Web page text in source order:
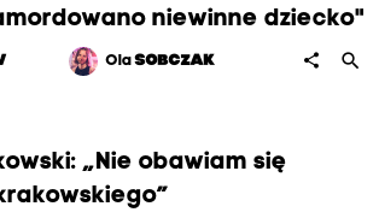
niewinne dziecko"
OlaSOBCZAK share search
„Nie obawiam się